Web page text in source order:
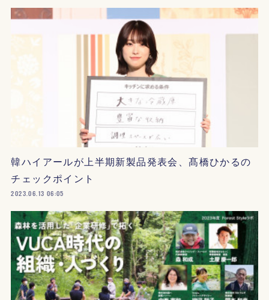
韓ハイアールが上半期新製品発表会、髙橋ひかるの
チェックポイント
2023.06.13 06:05